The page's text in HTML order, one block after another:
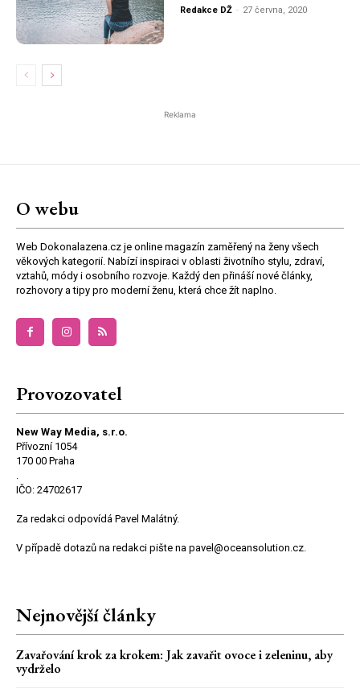
Redakce DŽ - 27 června, 2020
Reklama
O webu
Web Dokonalazena.cz je online magazín zaměřený na ženy všech
věkových kategorií. Nabízí inspiraci v oblasti životního stylu, zdraví,
vztahů, módy i osobního rozvoje. Každý den přináší nové články,
rozhovory a tipy pro moderní ženu, která chce žít naplno.
Provozovatel
New Way Media, s.r.o.
Přívozní 1054
170 00 Praha
.
IČO: 24702617
Za redakci odpovídá Pavel Malátný.
V případě dotazů na redakci pište na pavel@oceansolution.cz.
Nejnovější články
Zavařování krok za krokem: Jak zavařit ovoce i zeleninu, aby
vydrželo